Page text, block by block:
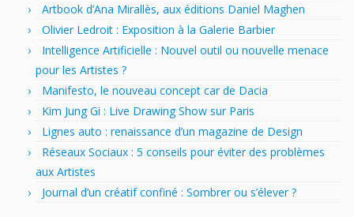
Artbook d’Ana Mirallès, aux éditions Daniel Maghen
Olivier Ledroit : Exposition à la Galerie Barbier
Intelligence Artificielle : Nouvel outil ou nouvelle menace
pour les Artistes ?
Manifesto, le nouveau concept car de Dacia
Kim Jung Gi : Live Drawing Show sur Paris
Lignes auto : renaissance d’un magazine de Design
Réseaux Sociaux : 5 conseils pour éviter des problèmes
aux Artistes
Journal d’un créatif confiné : Sombrer ou s’élever ?